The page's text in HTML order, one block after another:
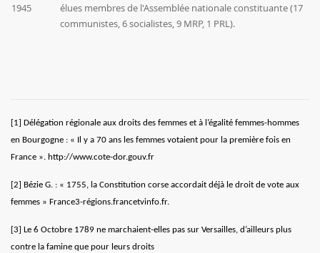
1945
élues membres de l'Assemblée nationale constituante (17
communistes, 6 socialistes, 9 MRP, 1 PRL).
[1]
Délégation régionale aux droits des femmes et à l’égalité femmes-hommes
en Bourgogne : « Il y a 70 ans les femmes votaient pour la première fois en
France ». http://www.cote-dor.gouv.fr
[2]
Bézie G. : « 1755, la Constitution corse accordait déjà le droit de vote aux
femmes » France3-régions.francetvinfo.fr.
[3]
Le 6 Octobre 1789 ne marchaient-elles pas sur Versailles, d’ailleurs plus
contre la famine que pour leurs droits